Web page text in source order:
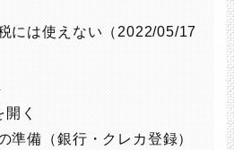
には使えない（2022/05/17
く
準備（銀行・クレカ登録）